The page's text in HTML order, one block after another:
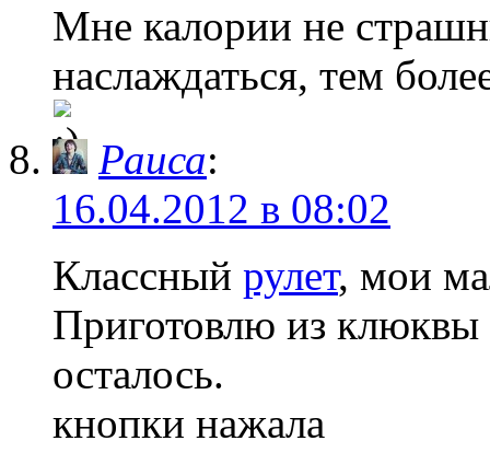
Мне калории не
наслаждаться, тем
Раиса:
16.04.2012 в 08:02
Классный рулет, мои
Приготовлю из клюквы
осталось.
кнопки нажала